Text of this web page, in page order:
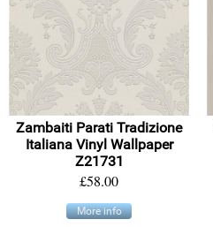
Zambaiti Parati Tradizione
Italiana Vinyl Wallpaper
Z21731
£58.00
More info